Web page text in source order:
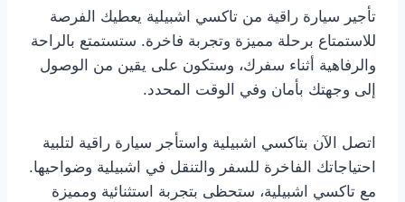
تأجير سيارة راقية من تاكسي اشبيلية يعطيك الفرصة
للاستمتاع برحلة مميزة وتجربة فاخرة. ستستمتع بالراحة
والرفاهية أثناء سفرك، وستكون على يقين من الوصول
إلى وجهتك بأمان وفي الوقت المحدد.
اتصل الآن بتاكسي اشبيلية واستأجر سيارة راقية لتلبية
احتياجاتك الفاخرة للسفر والتنقل في اشبيلية وضواحيها.
مع تاكسي اشبيلية، ستحظى بتجربة استثنائية ومميزة